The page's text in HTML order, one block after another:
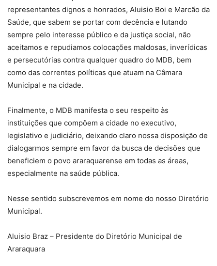
representantes dignos e honrados, Aluisio Boi e Marcão da
Saúde, que sabem se portar com decência e lutando
sempre pelo interesse público e da justiça social, não
aceitamos e repudiamos colocações maldosas, inverídicas
e persecutórias contra qualquer quadro do MDB, bem
como das correntes políticas que atuam na Câmara
Municipal e na cidade.
Finalmente, o MDB manifesta o seu respeito às
instituições que compõem a cidade no executivo,
legislativo e judiciário, deixando claro nossa disposição de
dialogarmos sempre em favor da busca de decisões que
beneficiem o povo araraquarense em todas as áreas,
especialmente na saúde pública.
Nesse sentido subscrevemos em nome do nosso Diretório
Municipal.
Aluisio Braz – Presidente do Diretório Municipal de
Araraquara